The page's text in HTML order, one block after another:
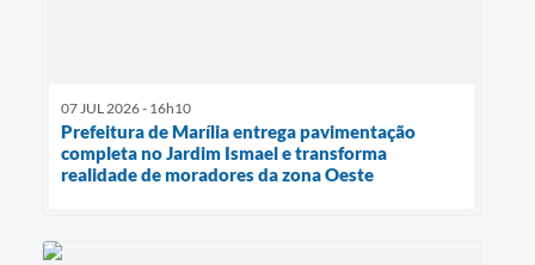
07 JUL 2026 - 16h10
Prefeitura de Marília entrega pavimentação
completa no Jardim Ismael e transforma
realidade de moradores da zona Oeste